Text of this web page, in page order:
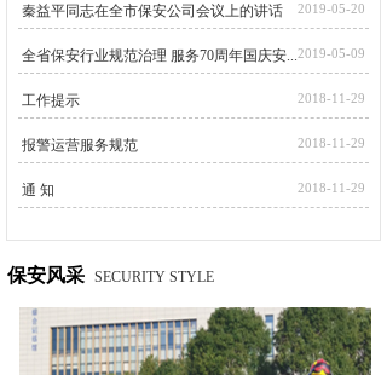
秦益平同志在全市保安公司会议上的讲话 2019-05-20
全省保安行业规范治理 服务70周年国庆安...2019-05-09
工作提示 2018-11-29
报警运营服务规范 2018-11-29
通 知 2018-11-29
保安风采 SECURITY STYLE